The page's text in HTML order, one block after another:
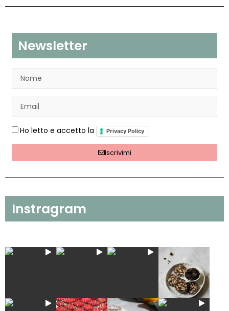
Newsletter
Ho letto e accetto la Privacy Policy
Iscrivimi
Instragram